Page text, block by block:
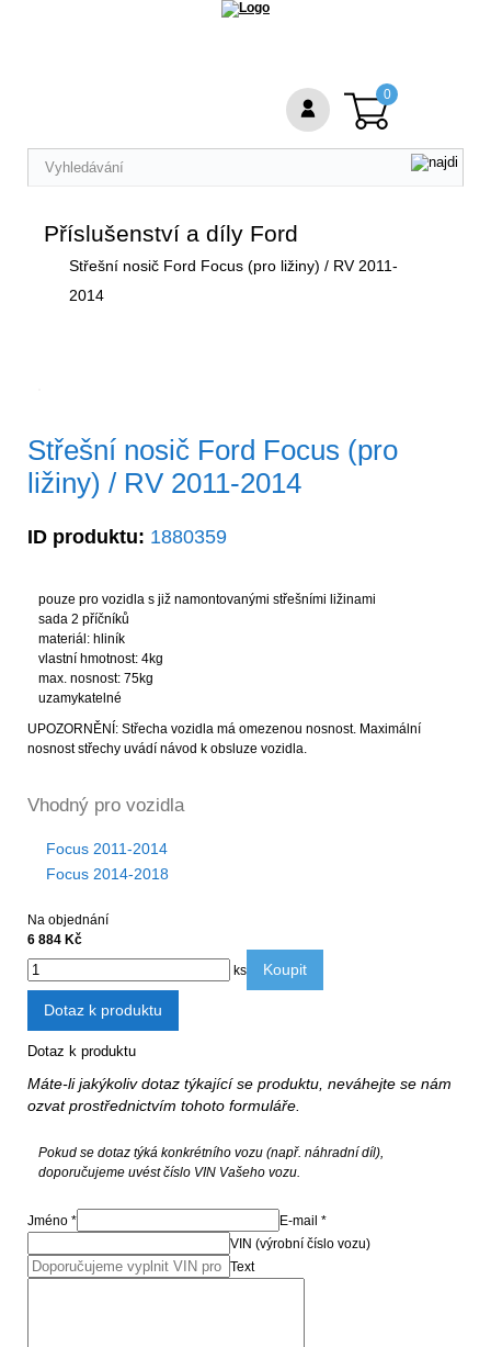
Příslušenství a díly Ford
Střešní nosič Ford Focus (pro ližiny) / RV 2011-
2014
Střešní nosič Ford Focus (pro
ližiny) / RV 2011-2014
ID produktu: 1880359
pouze pro vozidla s již namontovanými střešními ližinami
sada 2 příčníků
materiál: hliník
vlastní hmotnost: 4kg
max. nosnost: 75kg
uzamykatelné
UPOZORNĚNÍ: Střecha vozidla má omezenou nosnost. Maximální
nosnost střechy uvádí návod k obsluze vozidla.
Vhodný pro vozidla
Focus 2011-2014
Focus 2014-2018
Na objednání
6 884 Kč
ks
Koupit
Dotaz k produktu
Dotaz k produktu
Máte-li jakýkoliv dotaz týkající se produktu, neváhejte se nám
ozvat prostřednictvím tohoto formuláře.
Pokud se dotaz týká konkrétního vozu (např. náhradní díl),
doporučujeme uvést číslo VIN Vašeho vozu.
Jméno *
E-mail *
VIN (výrobní číslo vozu)
Text
0